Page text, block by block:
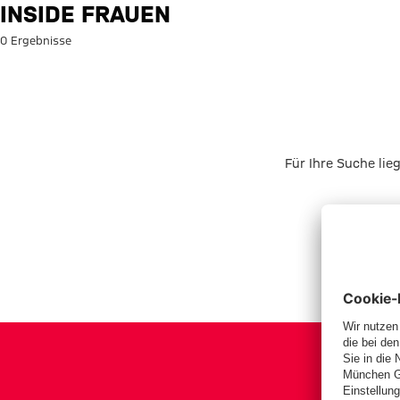
Suche: Inside Frauen
INSIDE FRAUEN
0 Ergebnisse
Für Ihre Suche